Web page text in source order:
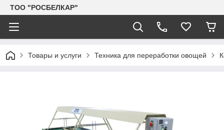
TOO "РОСБЕЛКАР"
Товары и услуги Техника для переработки овощей